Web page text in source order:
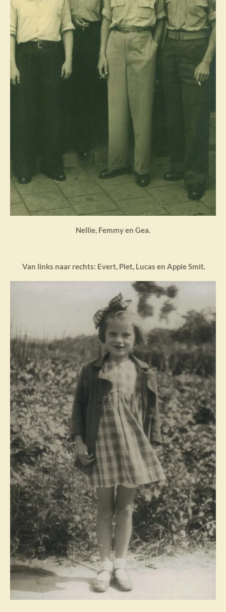
Nellie, Femmy en Gea.
Van links naar rechts: Evert, Piet, Lucas en Appie Smit.